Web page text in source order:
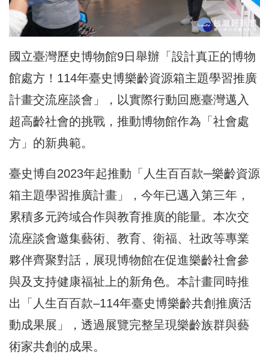
國立臺灣歷史博物館9日舉辦「設計真正的博物
館處方！114年臺史博樂齡資源箱主題學習推廣
計畫交流座談會」，以實際行動回應臺灣邁入
超高齡社會的挑戰，推動博物館作為「社會處
方」的新典範。
臺史博自2023年起推動「人生百百款─樂齡資源
箱主題學習推廣計畫」，今年已邁入第三年，
累積多元跨域合作與教育推廣的能量。本次交
流座談會邀集藝術、教育、衛福、社政等專業
夥伴齊聚對話，展現博物館在促進樂齡社會參
與及支持健康福祉上的新角色。本計畫同時推
出「人生百百款–114年臺史博樂齡共創推廣活
動成果展」，透過展覽完整呈現樂齡族群與藝
術家共創的成果。